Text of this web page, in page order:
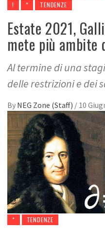
! * TENDENZE
Estate 2021,
mete più ambite
Al termine di una
delle restrizioni e dei
By NEG Zone (Staff) / 10
* TENDENZE